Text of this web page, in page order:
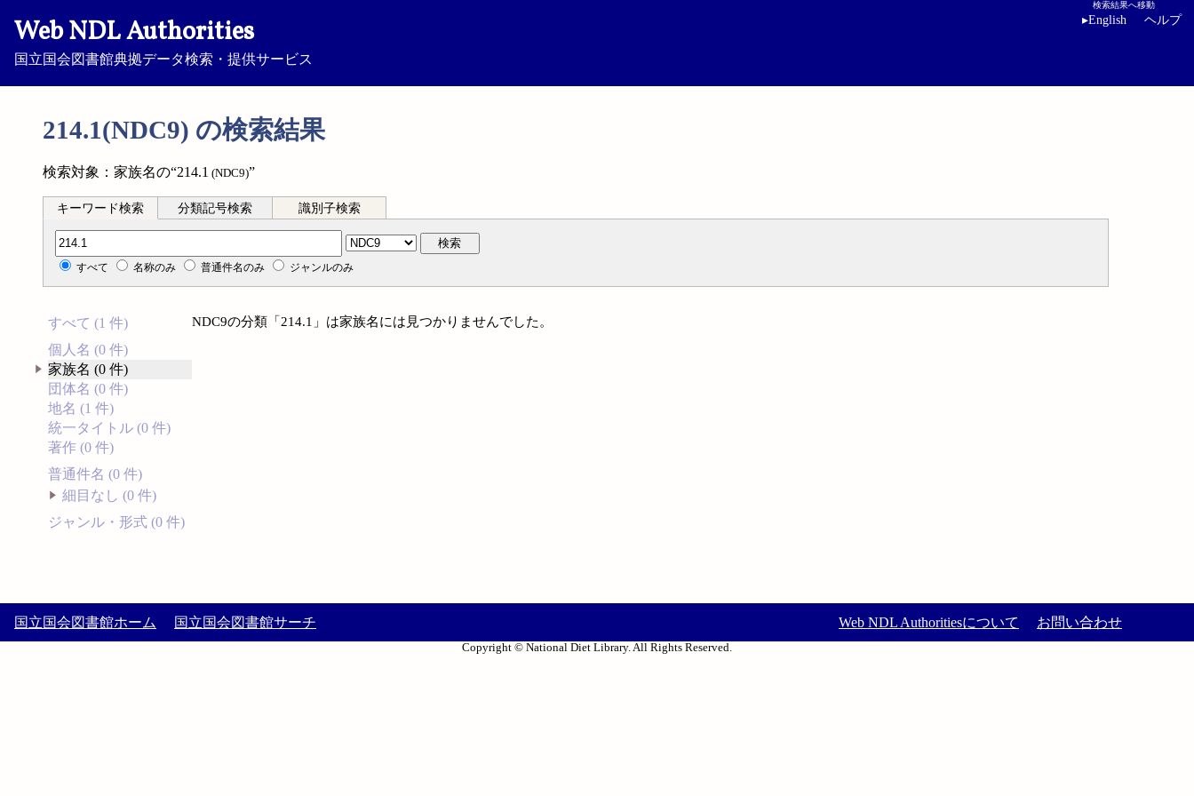
Web NDL Authorities
国立国会図書館典拠データ検索・提供サービス
検索結果へ移動
▸English ヘルプ
214.1(NDC9) の検索結果
検索対象：家族名の“214.1 (NDC9)”
キーワード検索 分類記号検索 識別子検索
分類記号検索 検索
すべて 名称のみ 普通件名のみ ジャンルのみ
すべて (1 件)
個人名 (0 件)
家族名 (0 件)
団体名 (0 件)
地名 (1 件)
統一タイトル (0 件)
著作 (0 件)
普通件名 (0 件)
細目なし (0 件)
ジャンル・形式 (0 件)
NDC9の分類「214.1」は家族名には見つかりませんでした。
国立国会図書館ホーム 国立国会図書館サーチ Web NDL Authoritiesについて お問い合わせ
Copyright © National Diet Library. All Rights Reserved.